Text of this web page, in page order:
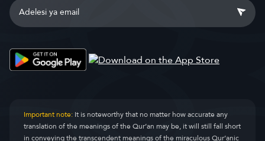
Important note:It is noteworthy that no matter how accurate any
translation of the meanings of the Qur’an may be, it will still fall short
in conveying the transcendent meanings of the miraculous Qur’anic